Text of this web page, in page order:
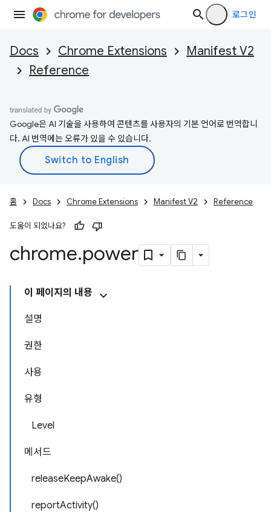
로그인
Docs Chrome Extensions
Manifest V2
Reference
Google은 AI 기술을 사용하여 콘텐츠를 사용자의 기본 언어로 번역합니
다. AI 번역에는 오류가 있을 수 있습니다.
홈 Docs Chrome Extensions Manifest V2 Reference
도움이 되었나요?
chrome.power
이 페이지의 내용
설명
권한
사용
유형
Level
메서드
releaseKeepAwake()
reportActivity()